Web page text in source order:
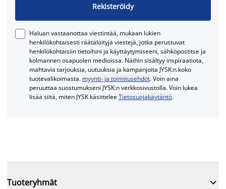
Rekisteröidy
Haluan vastaanottaa viestintää, mukaan lukien
henkilökohtaisesti räätälöityjä viestejä, jotka perustuvat
henkilökohtaisiin tietoihini ja käyttäytymiseeni, sähköpostitse ja
kolmannen osapuolen medioissa. Näihin sisältyy inspiraatiota,
mahtavia tarjouksia, uutuuksia ja kampanjoita JYSK:n koko
tuotevalikoimasta. myynti- ja toimitusehdot. Voin aina
peruuttaa suostumukseni JYSK:n verkkosivustolla. Voin lukea
lisää siitä, miten JYSK käsitteleeTietosuojakäytäntö.
Tuoteryhmät 